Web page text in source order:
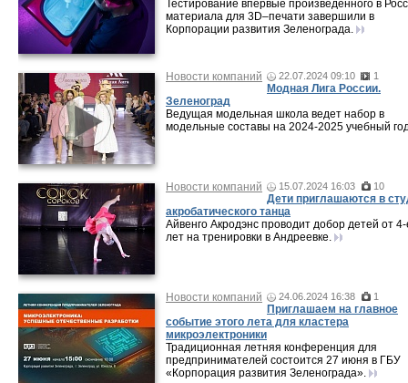
Тестирование впервые произведенного в
материала для 3D–печати завершили в
Корпорации развития Зеленограда.
Новости компаний 22.07.2024 09:10 1
Модная Лига России.
Зеленоград
Ведущая модельная школа ведет набор в
модельные составы на 2024-2025 учебный
Новости компаний 15.07.2024 16:03 10
Дети приглашаются в
акробатического танца
Айвенго Акродэнс проводит добор детей от 4-
лет на тренировки в Андреевке.
Новости компаний 24.06.2024 16:38 1
Приглашаем на главное
событие этого лета для кластера
микроэлектроники
Традиционная летняя конференция для
предпринимателей состоится 27 июня в ГБУ
«Корпорация развития Зеленограда».